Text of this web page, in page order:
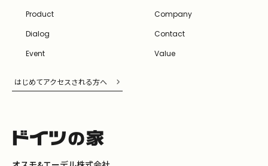
Product
Company
Dialog
Contact
Event
Value
はじめてアクセスされる方へ